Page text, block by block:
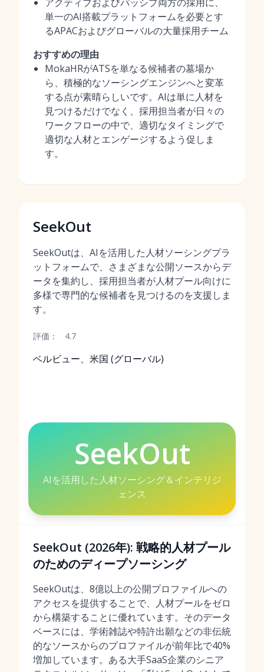
単一のAI搭載プラットフォームを必要とす
るAPACおよびグローバルの大量採用チーム
おすすめの理由
MokaHRがATSを単なる候補者の墓場か
ら、積極的なソーシングエンジンへと変革
する点が素晴らしいです。AIは単に人材を
見つけるだけでなく、採用担当者が日々の
ワークフローの中で、適切なタイミングで
適切な人材とエンゲージするよう促しま
す。
SeekOut
SeekOutは、AIを活用した人材ソーシングプラ
ットフォームで、さまざまな公開ソースからデ
ータを集約し、採用担当者が人材プール向けに
多様で専門的な候補者を見つけるのを支援しま
す。
評価： 4.7
ベルビュー、米国 (グローバル)
SeekOut
AIを活用した人材ソーシング＆インテリジ
ェンス
SeekOut (2026年): 戦略的人材プール
のためのディープソーシング
SeekOutは、8億以上の公開プロファイルへの
アクセスを提供することで、人材プールをゼロ
から構築することに優れています。そのデータ
ベースには、学術雑誌や特許出願などの非伝統
的なソースからのプロファイルが前年比で40%
増加しています。ある大手SaaS企業のシニア